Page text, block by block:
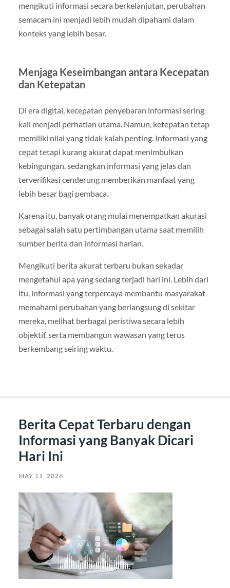
mengikuti informasi secara berkelanjutan, perubahan
semacam ini menjadi lebih mudah dipahami dalam
konteks yang lebih besar.
Menjaga Keseimbangan antara Kecepatan
dan Ketepatan
Di era digital, kecepatan penyebaran informasi sering
kali menjadi perhatian utama. Namun, ketepatan tetap
memiliki nilai yang tidak kalah penting. Informasi yang
cepat tetapi kurang akurat dapat menimbulkan
kebingungan, sedangkan informasi yang jelas dan
terverifikasi cenderung memberikan manfaat yang
lebih besar bagi pembaca.
Karena itu, banyak orang mulai menempatkan akurasi
sebagai salah satu pertimbangan utama saat memilih
sumber berita dan informasi harian.
Mengikuti berita akurat terbaru bukan sekadar
mengetahui apa yang sedang terjadi hari ini. Lebih dari
itu, informasi yang terpercaya membantu masyarakat
memahami perubahan yang berlangsung di sekitar
mereka, melihat berbagai peristiwa secara lebih
objektif, serta membangun wawasan yang terus
berkembang seiring waktu.
Berita Cepat Terbaru dengan
Informasi yang Banyak Dicari
Hari Ini
MAY 11, 2026